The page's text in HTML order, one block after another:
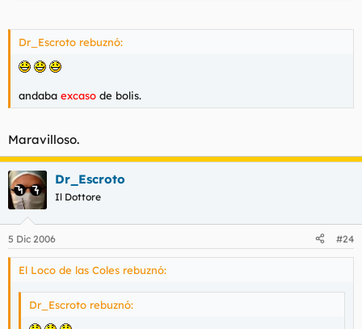
Dr_Escroto rebuznó:
andaba excaso de bolis.
Maravilloso.
Dr_Escroto
Il Dottore
5 Dic 2006 #24
El Loco de las Coles rebuznó:
Dr_Escroto rebuznó: